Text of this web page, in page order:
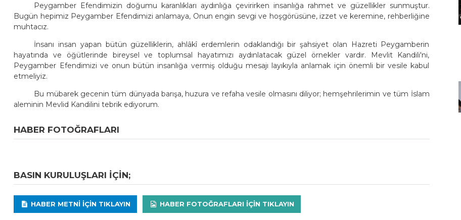
Peygamber Efendimizin doğumu karanlıkları aydınlığa çevirirken insanlığa rahmet ve güzellikler sunmuştur.
Bugün hepimiz Peygamber Efendimizi anlamaya, Onun engin sevgi ve hoşgörüsüne, izzet ve keremine, rehberliğine
muhtacız.
İnsanı insan yapan bütün güzelliklerin, ahlâkî erdemlerin odaklandığı bir şahsiyet olan Hazreti Peygamberin
hayatında ve öğütlerinde bireysel ve toplumsal hayatımızı aydınlatacak güzel örnekler vardır. Mevlit Kandili'ni,
Peygamber Efendimizi ve onun bütün insanlığa vermiş olduğu mesajı layıkıyla anlamak için önemli bir vesile kabul
etmeliyiz.
Bu mübarek gecenin tüm dünyada barışa, huzura ve refaha vesile olmasını diliyor; hemşehrilerimin ve tüm İslam
aleminin Mevlid Kandilini tebrik ediyorum.
HABER FOTOĞRAFLARI
BASIN KURULUŞLARI IÇIN;
HABER METNI IÇIN TIKLAYIN HABER FOTOĞRAFLARI IÇIN TIKLAYIN